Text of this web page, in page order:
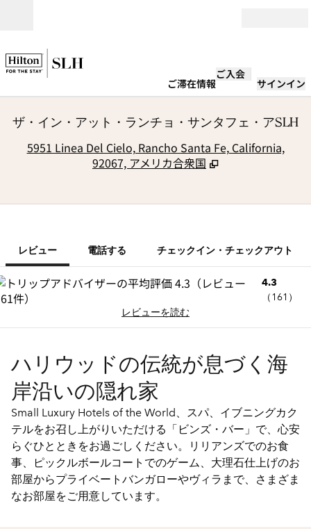
ご滞在情報
ご入会
サインイン
ザ・イン・アット・ランチョ・サンタフェ・アSLH
5951 Linea Del Cielo, Rancho Santa Fe, California,
92067, アメリカ合衆国
レビュー 電話する チェックイン・チェックアウト
4.3
（161 ）
レビューを読む
ハリウッドの伝統が息づく海
岸沿いの隠れ家
Small Luxury Hotels of the World、スパ、イブニングカク
テルをお召し上がりいただける「ビンズ・バー」で、心安
らぐひとときをお過ごしください。リリアンズでのお食
事、ピックルボールコートでのゲーム、大理石仕上げのお
部屋からプライベートバンガローやヴィラまで、さまざま
なお部屋をご用意しています。